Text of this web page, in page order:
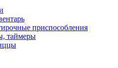
приспособления
таймеры